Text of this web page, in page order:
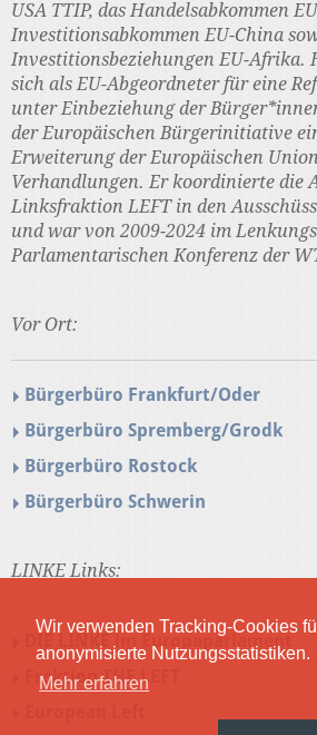
Wir verwenden Tracking-Cookies
anonymisierte Nutzungsstatistiken.
Mehr erfahren
USA TTIP, das Handelsabkommen
Investitionsabkommen EU-China
Investitionsbeziehungen EU-Afrika.
sich als EU-Abgeordneter für eine
unter Einbeziehung der
der Europäischen Bürgerinitiative
Erweiterung der Europäischen
Verhandlungen. Er koordinierte die
Linksfraktion LEFT in den
und war von 2009-2024 im
Parlamentarischen Konferenz der
Vor Ort:
Bürgerbüro Frankfurt/Oder
Bürgerbüro Spremberg/Grodk
Bürgerbüro Rostock
Bürgerbüro Schwerin
LINKE Links:
DIE LINKE im Europaparlament
Fraktion THE LEFT